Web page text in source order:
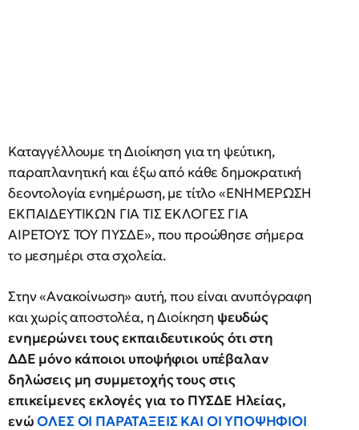
Καταγγέλλουμε τη Διοίκηση για τη ψεύτικη,
παραπλανητική και έξω από κάθε δημοκρατική
δεοντολογία ενημέρωση, με τίτλο «ΕΝΗΜΕΡΩΣΗ
ΕΚΠΑΙΔΕΥΤΙΚΩΝ ΓΙΑ ΤΙΣ ΕΚΛΟΓΕΣ ΓΙΑ
ΑΙΡΕΤΟΥΣ ΤΟΥ ΠΥΣΔΕ», που προώθησε σήμερα
το μεσημέρι στα σχολεία.
Στην «Ανακοίνωση» αυτή, που είναι ανυπόγραφη
και χωρίς αποστολέα, η Διοίκηση ψευδώς
ενημερώνει τους εκπαιδευτικούς ότι στη
ΔΔΕ μόνο κάποιοι υποψήφιοι υπέβαλαν
δηλώσεις μη συμμετοχής τους στις
επικείμενες εκλογές για το ΠΥΣΔΕ Ηλείας,
ενώΟΛΕΣ ΟΙ ΠΑΡΑΤΑΞΕΙΣ ΚΑΙ ΟΙ ΥΠΟΨΗΦΙΟΙ